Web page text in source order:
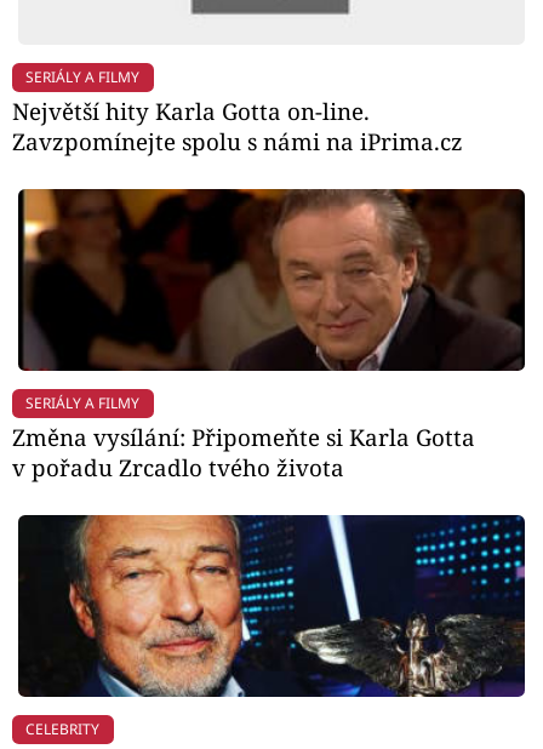
SERIÁLY A FILMY
Největší hity Karla Gotta on-line.
Zavzpomínejte spolu s námi na iPrima.cz
SERIÁLY A FILMY
Změna vysílání: Připomeňte si Karla Gotta
v pořadu Zrcadlo tvého života
CELEBRITY